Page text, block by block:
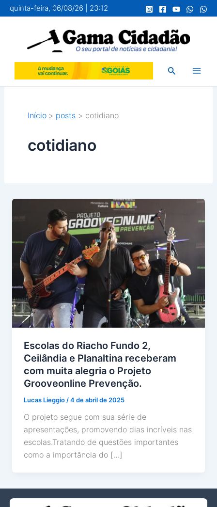
para
conteúdo
quinta-feira, 06/08/26 | 23:12
Pesquisar
Início posts cotidiano
cotidiano
Escolas do Riacho Fundo 2,
Ceilândia e Planaltina receberam
com muita alegria o Projeto
Grooveonline Prevenção.
Lucas Lieggio /4 de abril de 2025
O projeto segue com sua série de
apresentações, promovendo dias incríveis nas
escolas.Tratando de questões importantes
como a importância do […]